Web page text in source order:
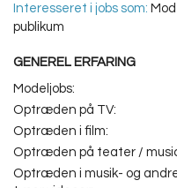
Interesseret i jobs som:
publikum
GENEREL ERFARING
Modeljobs:
Optræden på TV:
Optræden i film:
Optræden på teater /
Optræden i musik- og